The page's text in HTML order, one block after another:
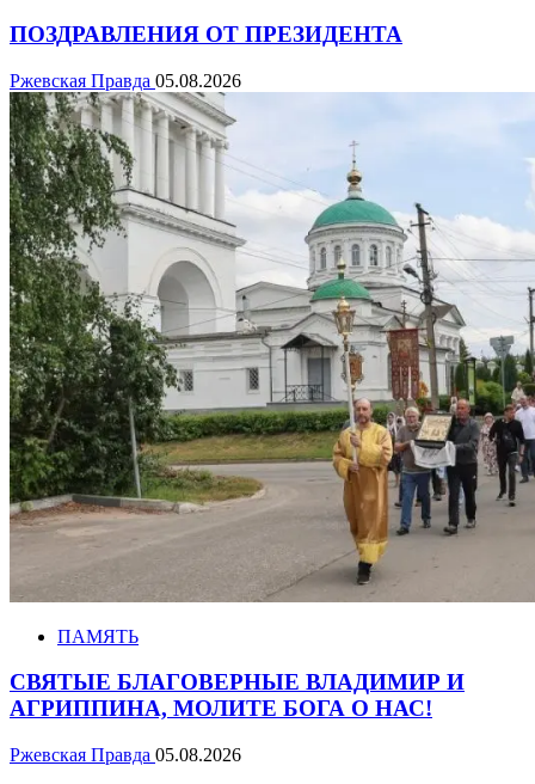
ПОЗДРАВЛЕНИЯ ОТ ПРЕЗИДЕНТА
Ржевская Правда 05.08.2026
ПАМЯТЬ
СВЯТЫЕ БЛАГОВЕРНЫЕ ВЛАДИМИР И
АГРИППИНА, МОЛИТЕ БОГА О НАС!
Ржевская Правда 05.08.2026